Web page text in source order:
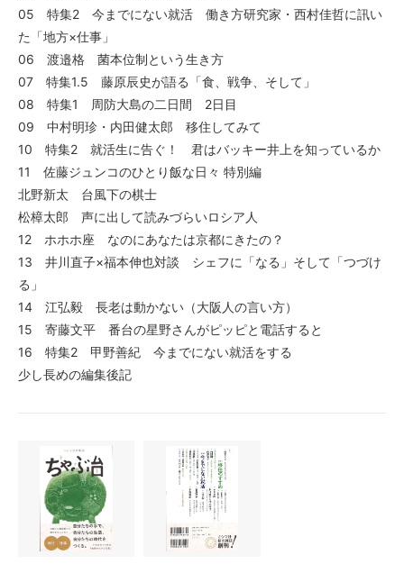
05 特集2 今までにない就活 働き方研究家・西村佳哲に訊い
た「地方×仕事」
06 渡邉格 菌本位制という生き方
07 特集1.5 藤原辰史が語る「食、戦争、そして」
08 特集1 周防大島の二日間 2日目
09 中村明珍・内田健太郎 移住してみて
10 特集2 就活生に告ぐ！ 君はバッキー井上を知っているか
11 佐藤ジュンコのひとり飯な日々 特別編
北野新太 台風下の棋士
松樟太郎 声に出して読みづらいロシア人
12 ホホホ座 なのにあなたは京都にきたの？
13 井川直子×福本伸也対談 シェフに「なる」そして「つづけ
る」
14 江弘毅 長老は動かない（大阪人の言い方）
15 寄藤文平 番台の星野さんがピッピと電話すると
16 特集2 甲野善紀 今までにない就活をする
少し長めの編集後記